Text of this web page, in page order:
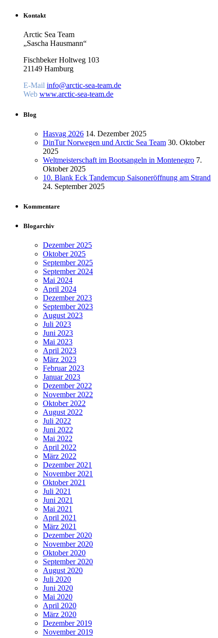
Kontakt
Arctic Sea Team
„Sascha Hausmann“
Fischbeker Holtweg 103
21149 Hamburg
E-Mail info@arctic-sea-team.de
Web www.arctic-sea-team.de
Blog
Hasvag 2026 14. Dezember 2025
DinTur Norwegen und Arctic Sea Team 30. Oktober
2025
Weltmeisterschaft im Bootsangeln in Montenegro 7.
Oktober 2025
10. Blank Eck Tandemcup Saisoneröffnung am Strand
24. September 2025
Kommentare
Blogarchiv
Dezember 2025
Oktober 2025
September 2025
September 2024
Mai 2024
April 2024
Dezember 2023
September 2023
August 2023
Juli 2023
Juni 2023
Mai 2023
April 2023
März 2023
Februar 2023
Januar 2023
Dezember 2022
November 2022
Oktober 2022
August 2022
Juli 2022
Juni 2022
Mai 2022
April 2022
März 2022
Dezember 2021
November 2021
Oktober 2021
Juli 2021
Juni 2021
Mai 2021
April 2021
März 2021
Dezember 2020
November 2020
Oktober 2020
September 2020
August 2020
Juli 2020
Juni 2020
Mai 2020
April 2020
März 2020
Dezember 2019
November 2019